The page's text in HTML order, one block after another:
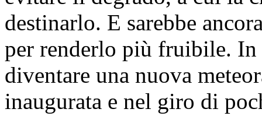
destinarlo. E sarebbe
per renderlo più fruibile. In
diventare una nuova
inaugurata e nel giro di